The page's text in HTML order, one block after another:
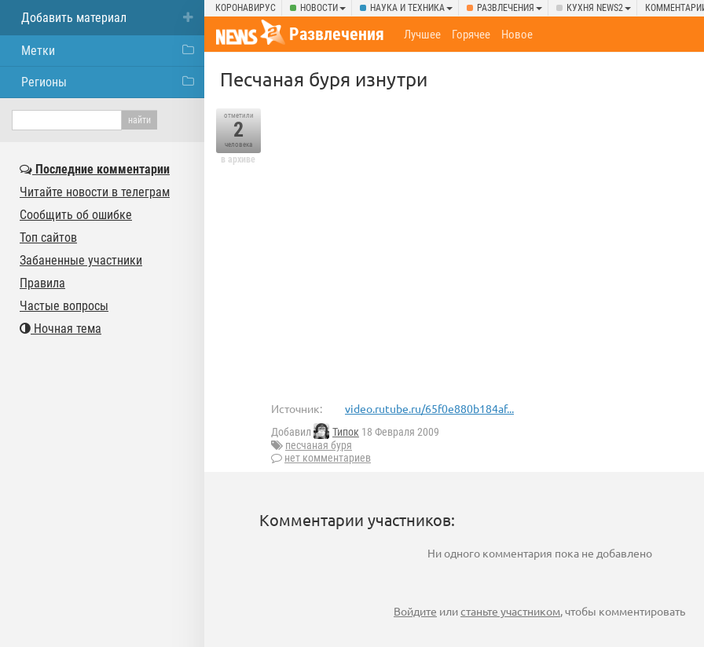
КОРОНАВИРУС НОВОСТИ НАУКА И ТЕХНИКА РАЗВЛЕЧЕНИЯ КУХНЯ NEWS2
Развлечения Лучшее Горячее Новое
Песчаная буря изнутри
отметили
2
человека
в архиве
Источник: video.rutube.ru/65f0e880b184af...
Добавил Типок 18 Февраля 2009
песчаная буря
нет комментариев
Комментарии участников:
Ни одного комментария пока не добавлено
Войдите илистаньте участником, чтобы комментировать
Добавить материал
Метки
Регионы
Последние комментарии
Читайте новости в телеграм
Сообщить об ошибке
Топ сайтов
Забаненные участники
Правила
Частые вопросы
Ночная тема